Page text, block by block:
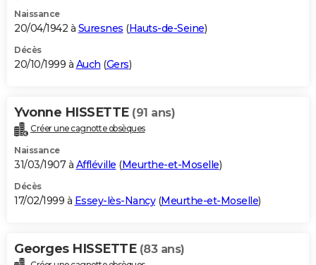
Naissance
20/04/1942 à Suresnes (Hauts-de-Seine)
Décès
20/10/1999 à Auch (Gers)
Yvonne HISSETTE (91 ans)
Créer une cagnotte obsèques
Naissance
31/03/1907 à Affléville (Meurthe-et-Moselle)
Décès
17/02/1999 à Essey-lès-Nancy(Meurthe-et-Moselle)
Georges HISSETTE (83 ans)